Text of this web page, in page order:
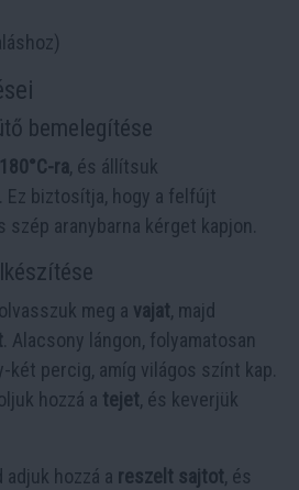
bemelegítése
180°C-ra, és állítsuk
Ez biztosítja, hogy a felfújt
szép aranybarna kérget kapjon.
meg a vajat, majd
. Alacsony lángon, folyamatosan
percig, amíg világos színt kap.
hozzá a tejet, és keverjük
adjuk hozzá a reszelt sajtot, és